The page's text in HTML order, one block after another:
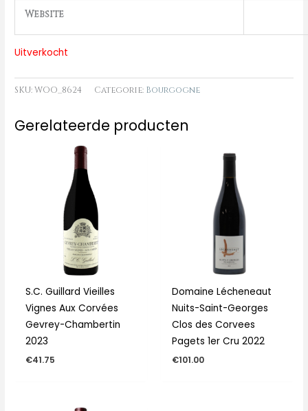
Website
Uitverkocht
SKU:WOO_8624 Categorie: Bourgogne
Gerelateerde producten
S.C. Guillard Vieilles
Vignes Aux Corvées
Gevrey-Chambertin
2023
€41.75
Domaine Lécheneaut
Nuits-Saint-Georges
Clos des Corvees
Pagets 1er Cru 2022
€101.00